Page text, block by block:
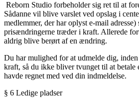
Reborn Studio forbeholder sig ret til at
Sådanne vil blive varslet ved opslag i
medlemmer, der har oplyst e-mail adresse)
prisændringerne træder i kraft. Allerede
aldrig blive berørt af en ændring.
Du har mulighed for at udmelde dig,
kraft, så du ikke bliver tvunget til at betale
havde regnet med ved din indmeldelse.
§ 6 Ledige pladser